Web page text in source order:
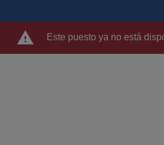
Este puesto ya no está